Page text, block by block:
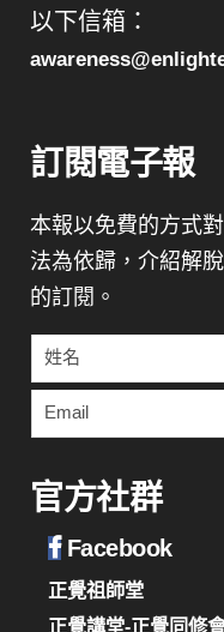
以下信箱：
訂閱電子報
本報以免費的方式
法為依歸，介紹解
的訂閱。
官方社群
Facebook
正覺祖師堂
正覺講堂-正覺同修